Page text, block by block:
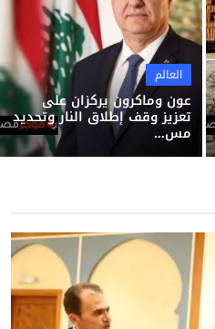
العالم
عون وماكرون يركزان على
تعزيز وقف إطلاق النار وتحديد
مس...